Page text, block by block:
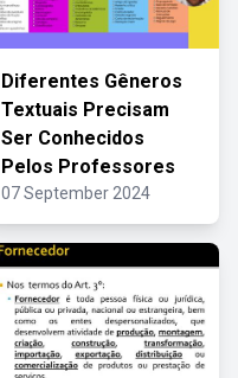
Diferentes Gêneros
Textuais Precisam
Ser Conhecidos
Pelos Professores
07 September 2024